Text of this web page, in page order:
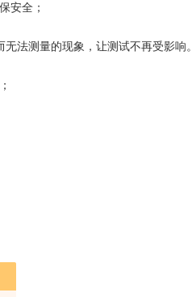
保安全；
法测量的现象，让测试不再受影响。
；